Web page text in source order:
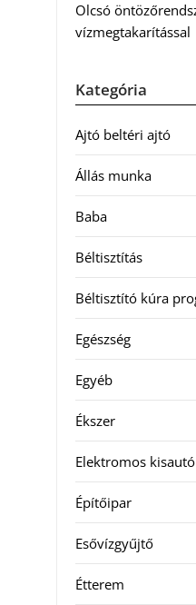
Olcsó
vízmegtakarítással
Kategória
Ajtó beltéri ajtó
Állás munka
Baba
Béltisztítás
Béltisztító kúra
Egészség
Egyéb
Ékszer
Elektromos
Építőipar
Esővízgyűjtő
Étterem